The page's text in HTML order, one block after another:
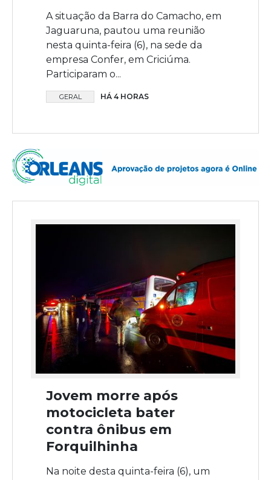
A situação da Barra do Camacho, em
Jaguaruna, pautou uma reunião
nesta quinta-feira (6), na sede da
empresa Confer, em Criciúma.
Participaram o...
GERAL HÁ 4 HORAS
Jovem morre após
motocicleta bater
contra ônibus em
Forquilhinha
Na noite desta quinta-feira (6), um